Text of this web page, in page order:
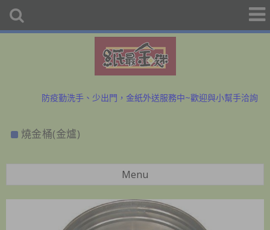
初二、十六拜拜金紙香燭外送、宅配服務歡迎預購洽詢
防疫勤洗手、少出門，金紙外送服務中~歡迎與小幫手洽詢
防疫勤洗手、少出門，金紙外送服務中~歡迎與小幫手洽詢
燒金桶(金爐)
Menu